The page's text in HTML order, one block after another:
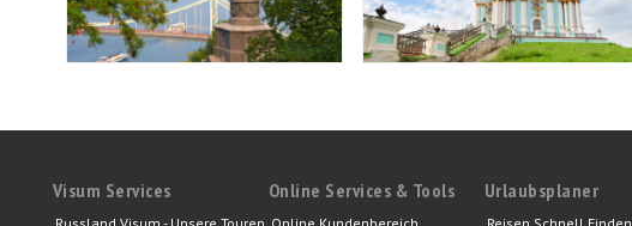
Visum Services Online Services & Tools Urlaubsplaner